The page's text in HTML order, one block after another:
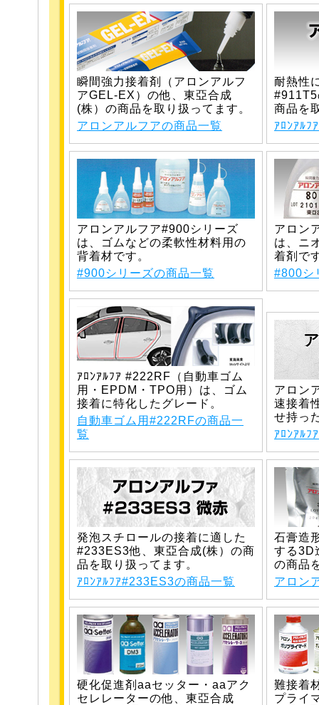
瞬間強力接着剤（アロンアルフ
アGEL-EX）の他、東亞合成
(株）の商品を取り扱ってます。
アロンアルフアの商品一覧
耐熱性
#911T5
商品を
ｱﾛﾝｱﾙﾌ
アロンアルフア#900シリーズ
は、ゴムなどの柔軟性材料用の
背着材です。
#900シリーズの商品一覧
アロン
は、ニ
着剤で
#800シ
ｱﾛﾝｱﾙﾌｱ #222RF（自動車ゴム
用・EPDM・TPO用）は、ゴム
接着に特化したグレード。
自動車ゴム用#222RFの商品一
覧
アロン
速接着
せ持っ
ｱﾛﾝｱﾙﾌ
発泡スチロールの接着に適した
#233ES3他、東亞合成(株）の商
品を取り扱ってます。
ｱﾛﾝｱﾙﾌｱ#233ES3の商品一覧
石膏造
する3D
の商品
アロン
硬化促進剤aaセッター・aaアク
セレレーターの他、東亞合成
難接着
プライ